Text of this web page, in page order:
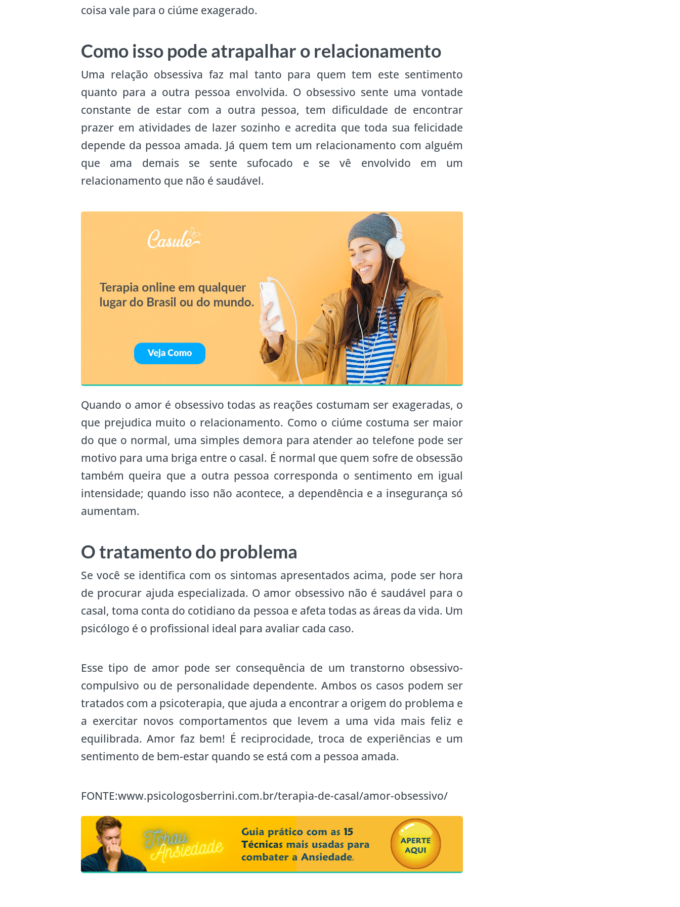
coisa vale para o ciúme exagerado.
Como isso pode atrapalhar o relacionamento
Uma relação obsessiva faz mal tanto para quem tem este sentimento
quanto para a outra pessoa envolvida. O obsessivo sente uma vontade
constante de estar com a outra pessoa, tem dificuldade de encontrar
prazer em atividades de lazer sozinho e acredita que toda sua felicidade
depende da pessoa amada. Já quem tem um relacionamento com alguém
que ama demais se sente sufocado e se vê envolvido em um
relacionamento que não é saudável.
Quando o amor é obsessivo todas as reações costumam ser exageradas, o
que prejudica muito o relacionamento. Como o ciúme costuma ser maior
do que o normal, uma simples demora para atender ao telefone pode ser
motivo para uma briga entre o casal. É normal que quem sofre de obsessão
também queira que a outra pessoa corresponda o sentimento em igual
intensidade; quando isso não acontece, a dependência e a insegurança só
aumentam.
O tratamento do problema
Se você se identifica com os sintomas apresentados acima, pode ser hora
de procurar ajuda especializada. O amor obsessivo não é saudável para o
casal, toma conta do cotidiano da pessoa e afeta todas as áreas da vida. Um
psicólogo é o profissional ideal para avaliar cada caso.
Esse tipo de amor pode ser consequência de um transtorno obsessivo-
compulsivo ou de personalidade dependente. Ambos os casos podem ser
tratados com a psicoterapia, que ajuda a encontrar a origem do problema e
a exercitar novos comportamentos que levem a uma vida mais feliz e
equilibrada. Amor faz bem! É reciprocidade, troca de experiências e um
sentimento de bem-estar quando se está com a pessoa amada.
FONTE:www.psicologosberrini.com.br/terapia-de-casal/amor-obsessivo/